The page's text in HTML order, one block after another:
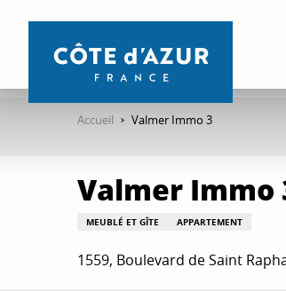
contenu
Accueil Valmer Immo 3
Valmer Immo
MEUBLÉ ET GÎTE APPARTEMENT
1559, Boulevard de Saint